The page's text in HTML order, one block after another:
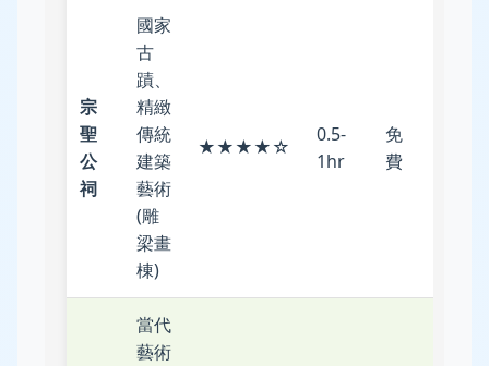
宗
聖
公
祠
國家
古
蹟、
精緻
傳統
建築
藝術
(雕
梁畫
棟)
★★★★☆
0.5-
1hr
免
費
當代
藝術